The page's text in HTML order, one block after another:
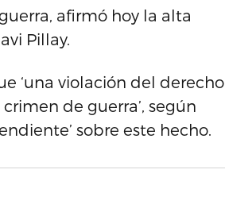
afirmó hoy la alta
Pillay.
‘una violación del derecho
de guerra’, según
sobre este hecho.